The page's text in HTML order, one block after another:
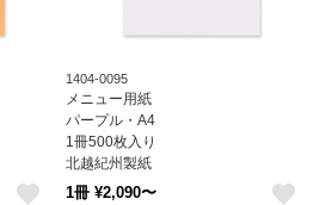
1404-0095
メニュー用紙
パープル・A4
1冊500枚入り
北越紀州製紙
Newファインカラー
1冊 ¥2,090〜